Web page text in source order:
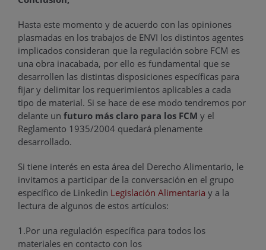
Hasta este momento y de acuerdo con las opiniones
plasmadas en los trabajos de ENVI los distintos agentes
implicados consideran que la regulación sobre FCM es
una obra inacabada, por ello es fundamental que se
desarrollen las distintas disposiciones específicas para
fijar y delimitar los requerimientos aplicables a cada
tipo de material. Si se hace de ese modo tendremos por
delante un futuro más claro para los FCM y el
Reglamento 1935/2004 quedará plenamente
desarrollado.
Si tiene interés en esta área del Derecho Alimentario, le
invitamos a participar de la conversación en el grupo
específico de Linkedin Legislación Alimentaria y a la
lectura de algunos de estos artículos:
1.Por una regulación específica para todos los
materiales en contacto con los